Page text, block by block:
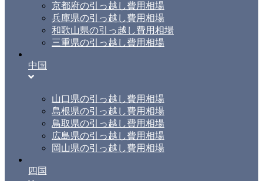
京都府の引っ越し費用相場
兵庫県の引っ越し費用相場
和歌山県の引っ越し費用相場
三重県の引っ越し費用相場
中国
山口県の引っ越し費用相場
島根県の引っ越し費用相場
鳥取県の引っ越し費用相場
広島県の引っ越し費用相場
岡山県の引っ越し費用相場
四国